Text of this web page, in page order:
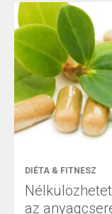
DIÉTA & FITNESZ
az